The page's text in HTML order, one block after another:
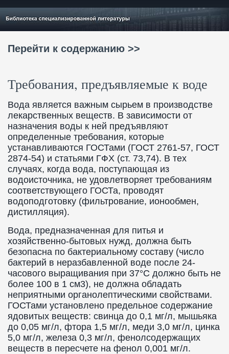
Перейти к содержанию >>
Требования, предъявляемые к воде
Вода является важным сырьем в производстве
лекарственных веществ. В зависимости от
назначения воды к ней предъявляют
определенные требования, которые
устанавливаются ГОСТами (ГОСТ 2761-57, ГОСТ
2874-54) и статьями ГФХ (ст. 73,74). В тех
случаях, когда вода, поступающая из
водоисточника, не удовлетворяет требованиям
соответствующего ГОСТа, проводят
водоподготовку (фильтрование, ионообмен,
дистилляция).
Вода, предназначенная для питья и
хозяйственно-бытовых нужд, должна быть
безопасна по бактериальному составу (число
бактерий в неразбавленной воде после 24-
часового выращивания при 37°С должно быть не
более 100 в 1 см3), не должна обладать
неприятными органолептическими свойствами.
ГОСТами установлено предельное содержание
ядовитых веществ: свинца до 0,1 мг/л, мышьяка
до 0,05 мг/л, фтора 1,5 мг/л, меди 3,0 мг/л, цинка
5,0 мг/л, железа 0,3 мг/л, фенолсодержащих
веществ в пересчете на фенол 0,001 мг/л.